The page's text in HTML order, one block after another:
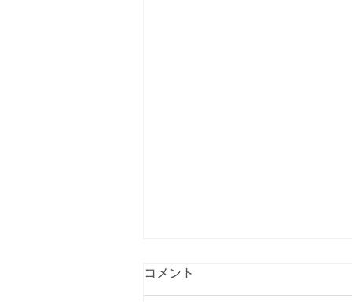
コメント